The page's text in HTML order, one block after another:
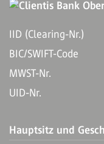
IID (Clearing-Nr.)
BIC/SWIFT-Code
MWST-Nr.
UID-Nr.
Hauptsitz und